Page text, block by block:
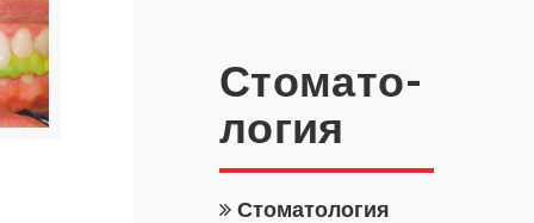
Сто­ма­то­
ло­гия
Сто­ма­то­ло­гия